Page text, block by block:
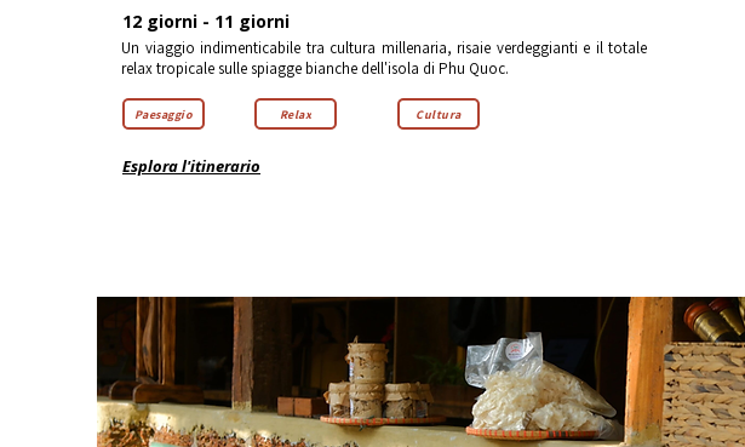
12 giorni - 11 giorni
Un viaggio indimenticabile tra cultura millenaria, risaie verdeggianti e il totale
relax tropicale sulle spiagge bianche dell'isola di Phu Quoc.
Paesaggio Relax Cultura
Esplora l'itinerario